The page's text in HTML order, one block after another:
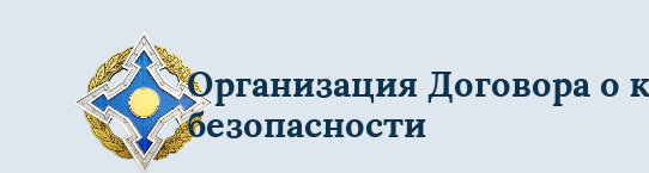
Организация Договора о
безопасности